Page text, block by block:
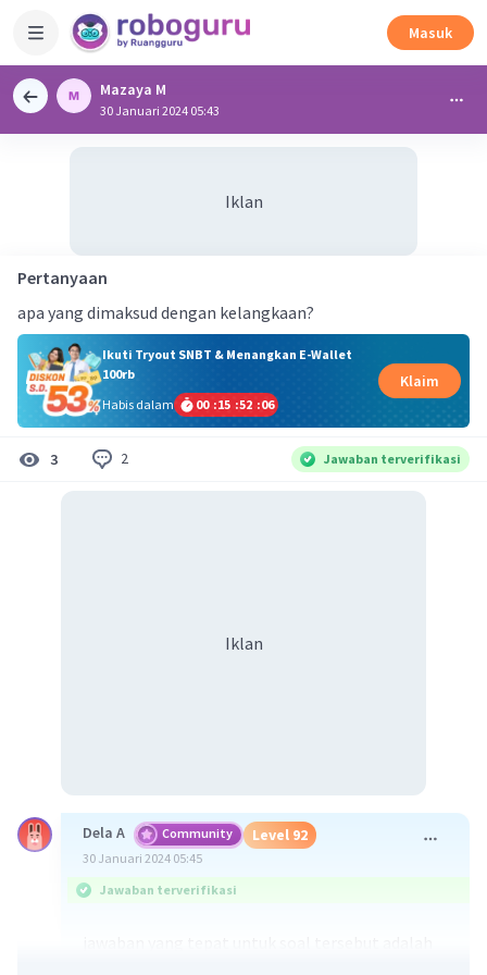
Masuk
Mazaya M
30 Januari 2024 05:43
Iklan
Pertanyaan
apa yang dimaksud dengan kelangkaan?
Ikuti Tryout SNBT & Menangkan E-Wallet
100rb
Habis dalam
00 :15 :52 :05
Klaim
3 2 Jawaban terverifikasi
Iklan
Dela A Community Level 92
30 Januari 2024 05:45
Jawaban terverifikasi